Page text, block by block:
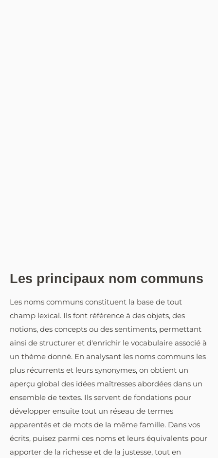
Les principaux nom communs
Les noms communs constituent la base de tout
champ lexical. Ils font référence à des objets, des
notions, des concepts ou des sentiments, permettant
ainsi de structurer et d'enrichir le vocabulaire associé à
un thème donné. En analysant les noms communs les
plus récurrents et leurs synonymes, on obtient un
aperçu global des idées maîtresses abordées dans un
ensemble de textes. Ils servent de fondations pour
développer ensuite tout un réseau de termes
apparentés et de mots de la même famille. Dans vos
écrits, puisez parmi ces noms et leurs équivalents pour
apporter de la richesse et de la justesse, tout en